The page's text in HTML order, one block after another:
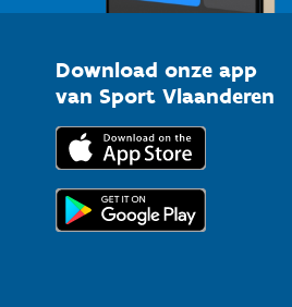
Download onze app
van Sport Vlaanderen